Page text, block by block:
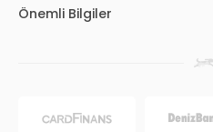
Önemli Bilgiler